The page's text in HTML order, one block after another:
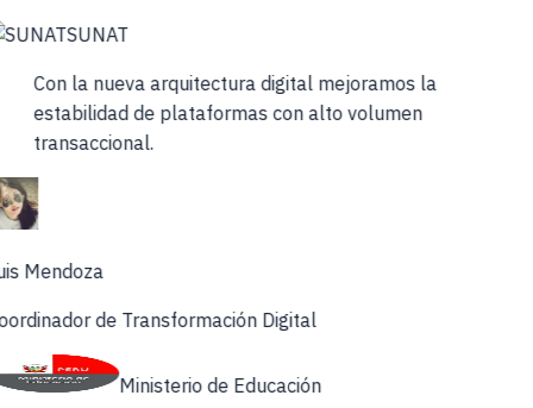
SUNAT
Con la nueva arquitectura digital mejoramos la
estabilidad de plataformas con alto volumen
transaccional.
Mendoza
de Transformación Digital
Ministerio de Educación